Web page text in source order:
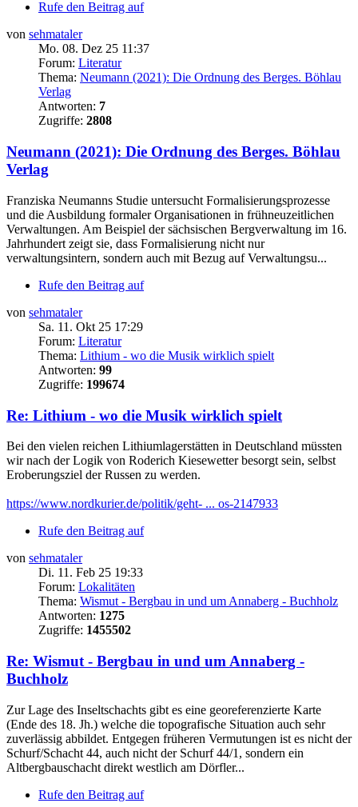
Rufe den Beitrag auf
von sehmataler
Mo. 08. Dez 25 11:37
Forum: Literatur
Thema: Neumann (2021): Die Ordnung des Berges. Böhlau
Verlag
Antworten: 7
Zugriffe: 2808
Neumann (2021): Die Ordnung des Berges. Böhlau
Verlag
Franziska Neumanns Studie untersucht Formalisierungsprozesse
und die Ausbildung formaler Organisationen in frühneuzeitlichen
Verwaltungen. Am Beispiel der sächsischen Bergverwaltung im 16.
Jahrhundert zeigt sie, dass Formalisierung nicht nur
verwaltungsintern, sondern auch mit Bezug auf Verwaltungsu...
Rufe den Beitrag auf
von sehmataler
Sa. 11. Okt 25 17:29
Forum: Literatur
Thema: Lithium - wo die Musik wirklich spielt
Antworten: 99
Zugriffe: 199674
Re: Lithium - wo die Musik wirklich spielt
Bei den vielen reichen Lithiumlagerstätten in Deutschland müssten
wir nach der Logik von Roderich Kiesewetter besorgt sein, selbst
Eroberungsziel der Russen zu werden.
https://www.nordkurier.de/politik/geht- ... os-2147933
Rufe den Beitrag auf
von sehmataler
Di. 11. Feb 25 19:33
Forum: Lokalitäten
Thema: Wismut - Bergbau in und um Annaberg - Buchholz
Antworten: 1275
Zugriffe: 1455502
Re: Wismut - Bergbau in und um Annaberg -
Buchholz
Zur Lage des Inseltschachts gibt es eine georeferenzierte Karte
(Ende des 18. Jh.) welche die topografische Situation auch sehr
zuverlässig abbildet. Entgegen früheren Vermutungen ist es nicht der
Schurf/Schacht 44, auch nicht der Schurf 44/1, sondern ein
Altbergbauschacht direkt westlich am Dörfler...
Rufe den Beitrag auf